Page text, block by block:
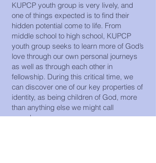
KUPCP youth group is very lively, and
one of things expected is to find their
hidden potential come to life. From
middle school to high school, KUPCP
youth group seeks to learn more of God’s
love through our own personal journeys
as well as through each other in
fellowship. During this critical time, we
can discover one of our key properties of
identity, as being children of God, more
than anything else we might call
ourselves.